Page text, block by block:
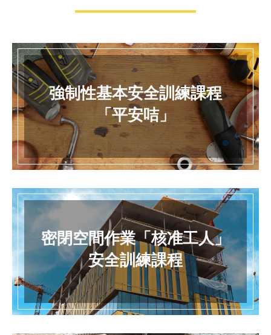
強制性基本安全訓練課程
「平安咭」
密閉空間作業「核准工人」
安全訓練課程